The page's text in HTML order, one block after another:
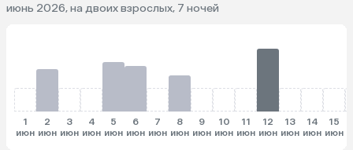
июнь 2026, на двоих взрослых, 7 ночей
1
июн
2
июн
3
июн
4
июн
5
июн
6
июн
7
июн
8
июн
9
июн
10
июн
11
июн
12
июн
13
июн
14
июн
15
июн